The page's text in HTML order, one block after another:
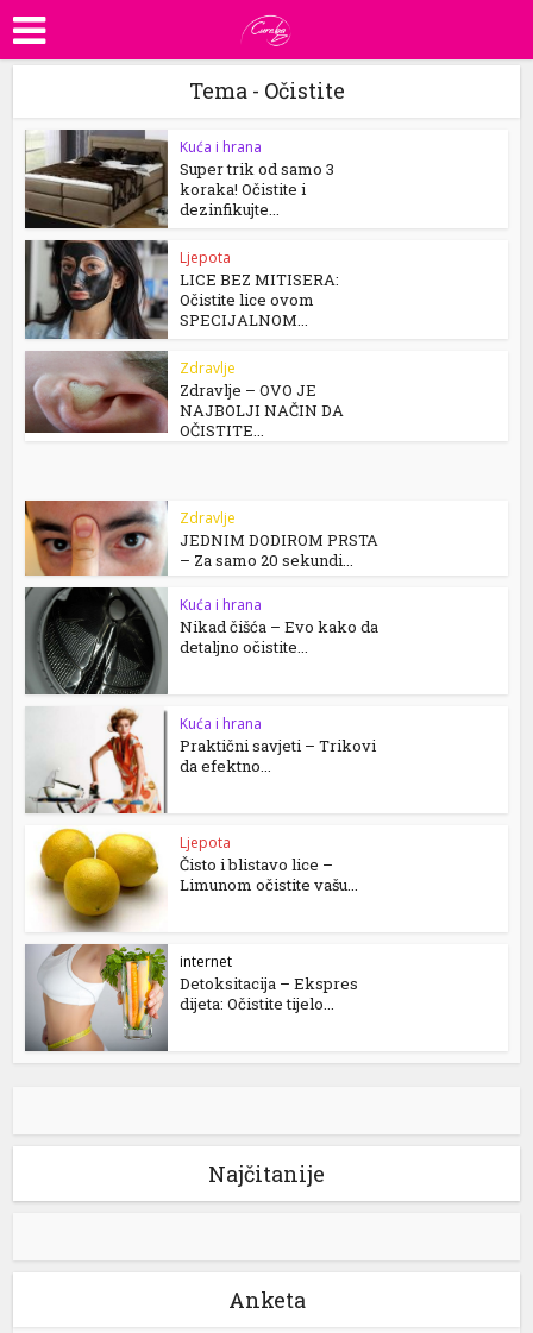
Tema - Očistite
Kuća i hrana
Super trik od samo 3
koraka! Očistite i
dezinfikujte...
Ljepota
LICE BEZ MITISERA:
Očistite lice ovom
SPECIJALNOM...
Zdravlje
Zdravlje – OVO JE
NAJBOLJI NAČIN DA
OČISTITE...
Zdravlje
JEDNIM DODIROM PRSTA
– Za samo 20 sekundi...
Kuća i hrana
Nikad čišća – Evo kako da
detaljno očistite...
Kuća i hrana
Praktični savjeti – Trikovi
da efektno...
Ljepota
Čisto i blistavo lice –
Limunom očistite vašu...
internet
Detoksitacija – Ekspres
dijeta: Očistite tijelo...
Najčitanije
Anketa